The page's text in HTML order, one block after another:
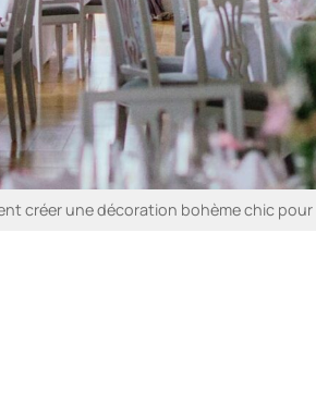
créer une décoration bohème chic